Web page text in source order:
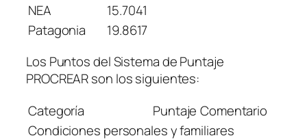
NEA
15.7041
Patagonia
19.8617
Los Puntos del Sistema de Puntaje
PROCREAR son los siguientes:
Categoría
Puntaje Comentario
Condiciones personales y familiares